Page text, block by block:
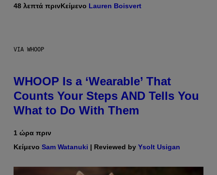
48 λεπτά πρινΚείμενο Lauren Boisvert
VIA WHOOP
WHOOP Is a ‘Wearable’ That
Counts Your Steps AND Tells You
What to Do With Them
1 ώρα πριν
Κείμενο Sam Watanuki | Reviewed by Ysolt Usigan